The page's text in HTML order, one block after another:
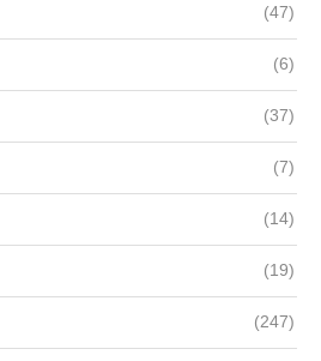
(47)
(6)
(37)
(7)
(14)
(19)
(247)